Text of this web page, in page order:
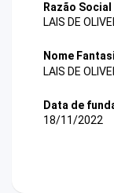
Razão Social
LAIS DE
Nome
LAIS DE
Data de
18/11/2022